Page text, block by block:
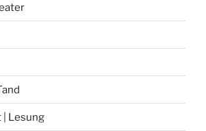
| Lesung